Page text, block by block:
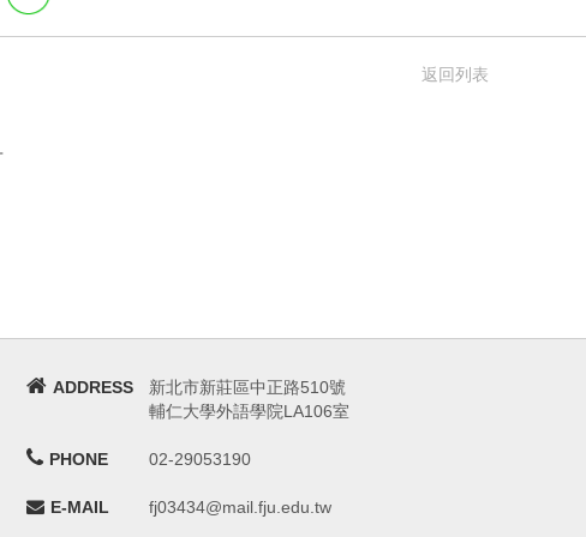
返回列表
ADDRESS
新北市新莊區中正路510號
輔仁大學外語學院LA106室
PHONE 02-29053190
E-MAIL fj03434@mail.fju.edu.tw